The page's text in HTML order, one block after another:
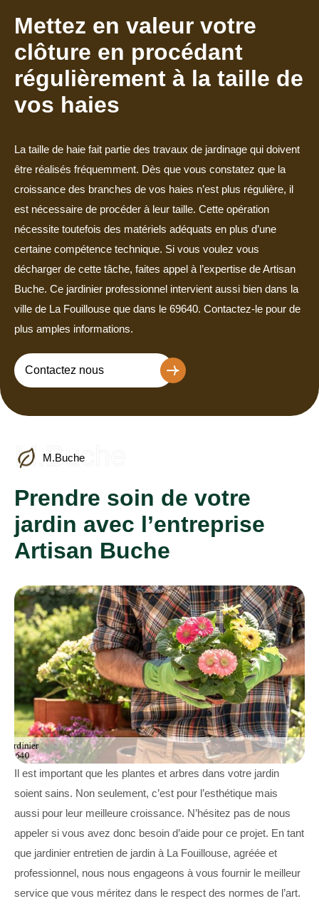
Mettez en valeur votre
clôture en procédant
régulièrement à la taille de
vos haies
La taille de haie fait partie des travaux de jardinage qui doivent
être réalisés fréquemment. Dès que vous constatez que la
croissance des branches de vos haies n’est plus régulière, il
est nécessaire de procéder à leur taille. Cette opération
nécessite toutefois des matériels adéquats en plus d’une
certaine compétence technique. Si vous voulez vous
décharger de cette tâche, faites appel à l’expertise de Artisan
Buche. Ce jardinier professionnel intervient aussi bien dans la
ville de La Fouillouse que dans le 69640. Contactez-le pour de
plus amples informations.
Contactez nous
M.Buche
M.Buche
Prendre soin de votre
jardin avec l’entreprise
Artisan Buche
Il est important que les plantes et arbres dans votre jardin
soient sains. Non seulement, c’est pour l’esthétique mais
aussi pour leur meilleure croissance. N’hésitez pas de nous
appeler si vous avez donc besoin d’aide pour ce projet. En tant
que jardinier entretien de jardin à La Fouillouse, agréée et
professionnel, nous nous engageons à vous fournir le meilleur
service que vous méritez dans le respect des normes de l’art.